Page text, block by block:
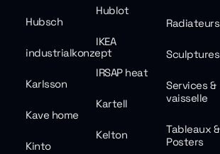
Hublot
Hubsch
IKEA
industrialkonzept
IRSAP heat
Karlsson
Kartell
Kave home
Kelton
Kinto
Radiateurs
Sculptures
Services &
vaisselle
Tableaux &
Posters